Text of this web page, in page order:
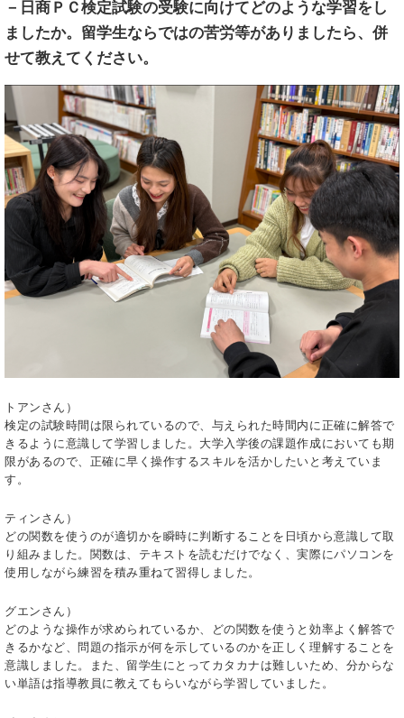
－ 日商ＰＣ検定試験の受験に向けてどのような学習をし
ましたか。留学生ならではの苦労等がありましたら、併
せて教えてください。
トアンさん）
検定の試験時間は限られているので、与えられた時間内に正確に解答で
きるように意識して学習しました。大学入学後の課題作成においても期
限があるので、正確に早く操作するスキルを活かしたいと考えていま
す。
ティンさん）
どの関数を使うのが適切かを瞬時に判断することを日頃から意識して取
り組みました。関数は、テキストを読むだけでなく、実際にパソコンを
使用しながら練習を積み重ねて習得しました。
グエンさん）
どのような操作が求められているか、どの関数を使うと効率よく解答で
きるかなど、問題の指示が何を示しているのかを正しく理解することを
意識しました。また、留学生にとってカタカナは難しいため、分からな
い単語は指導教員に教えてもらいながら学習していました。